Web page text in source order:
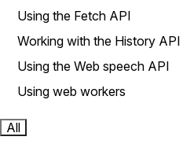
Using the Fetch API
Working with the History API
Using the Web speech API
Using web workers
All